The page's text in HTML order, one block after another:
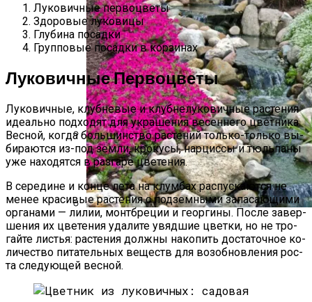
Прищипывание Огурцов: Зачем И Как
Нужно Проводить
Альпийская Горка – Как Сделать
Своими Руками Быстро И Просто
Луковичные первоцветы
Здо­ровые лу­кови­цы
Глу­бина по­сад­ки
Групповые посадки в корзинах
Луковичные Первоцветы
Лу­кович­ные, клуб­не­вые и клуб­не­луко­вич­ные рас­те­ния
иде­аль­но под­хо­дят для ук­ра­шения ве­сен­не­го цвет­ни­ка.
Вес­ной, ког­да боль­шинс­тво рас­те­ний толь­ко-толь­ко вы­
бира­ют­ся из-под зем­ли, кро­кусы, нар­циссы и тюль­па­ны
уже на­ходят­ся в раз­га­ре цве­тения.
В се­реди­не и кон­це ле­та на клум­бах рас­пуска­ют­ся не
ме­нее кра­сивые рас­те­ния с под­земны­ми за­паса­ющи­ми
ор­га­нами — ли­лии, монт­бре­ции и ге­ор­ги­ны. Пос­ле за­вер­
ше­ния их цве­тения уда­лите увяд­шие цвет­ки, но не тро­
гай­те листья: рас­те­ния дол­жны на­копить дос­та­точ­ное ко­
личес­тво пи­татель­ных ве­ществ для во­зоб­новле­ния рос­
та сле­ду­ющей вес­ной.